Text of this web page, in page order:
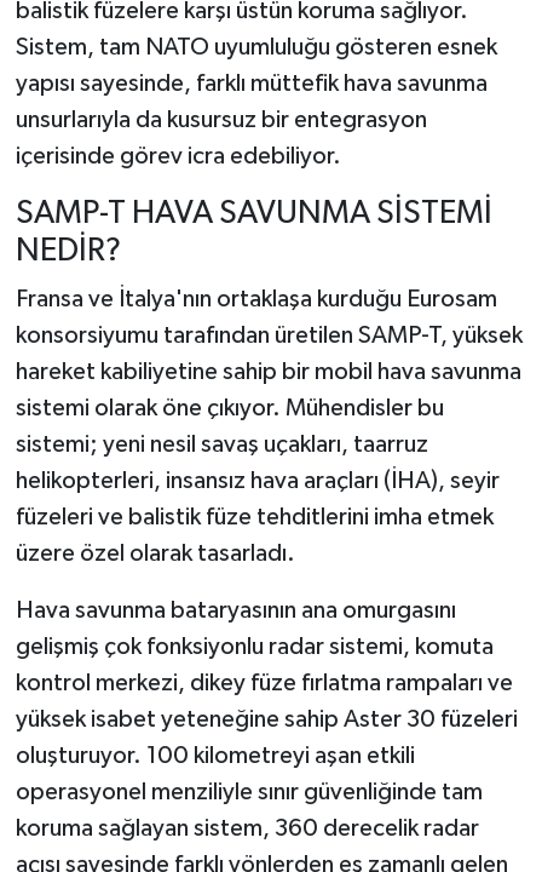
balistik füzelere karşı üstün koruma sağlıyor.
Sistem, tam NATO uyumluluğu gösteren esnek
yapısı sayesinde, farklı müttefik hava savunma
unsurlarıyla da kusursuz bir entegrasyon
içerisinde görev icra edebiliyor.
SAMP-T HAVA SAVUNMA SİSTEMİ
NEDİR?
Fransa ve İtalya'nın ortaklaşa kurduğu Eurosam
konsorsiyumu tarafından üretilen SAMP-T, yüksek
hareket kabiliyetine sahip bir mobil hava savunma
sistemi olarak öne çıkıyor. Mühendisler bu
sistemi; yeni nesil savaş uçakları, taarruz
helikopterleri, insansız hava araçları (İHA), seyir
füzeleri ve balistik füze tehditlerini imha etmek
üzere özel olarak tasarladı.
Hava savunma bataryasının ana omurgasını
gelişmiş çok fonksiyonlu radar sistemi, komuta
kontrol merkezi, dikey füze fırlatma rampaları ve
yüksek isabet yeteneğine sahip Aster 30 füzeleri
oluşturuyor. 100 kilometreyi aşan etkili
operasyonel menziliyle sınır güvenliğinde tam
koruma sağlayan sistem, 360 derecelik radar
açısı sayesinde farklı yönlerden eş zamanlı gelen